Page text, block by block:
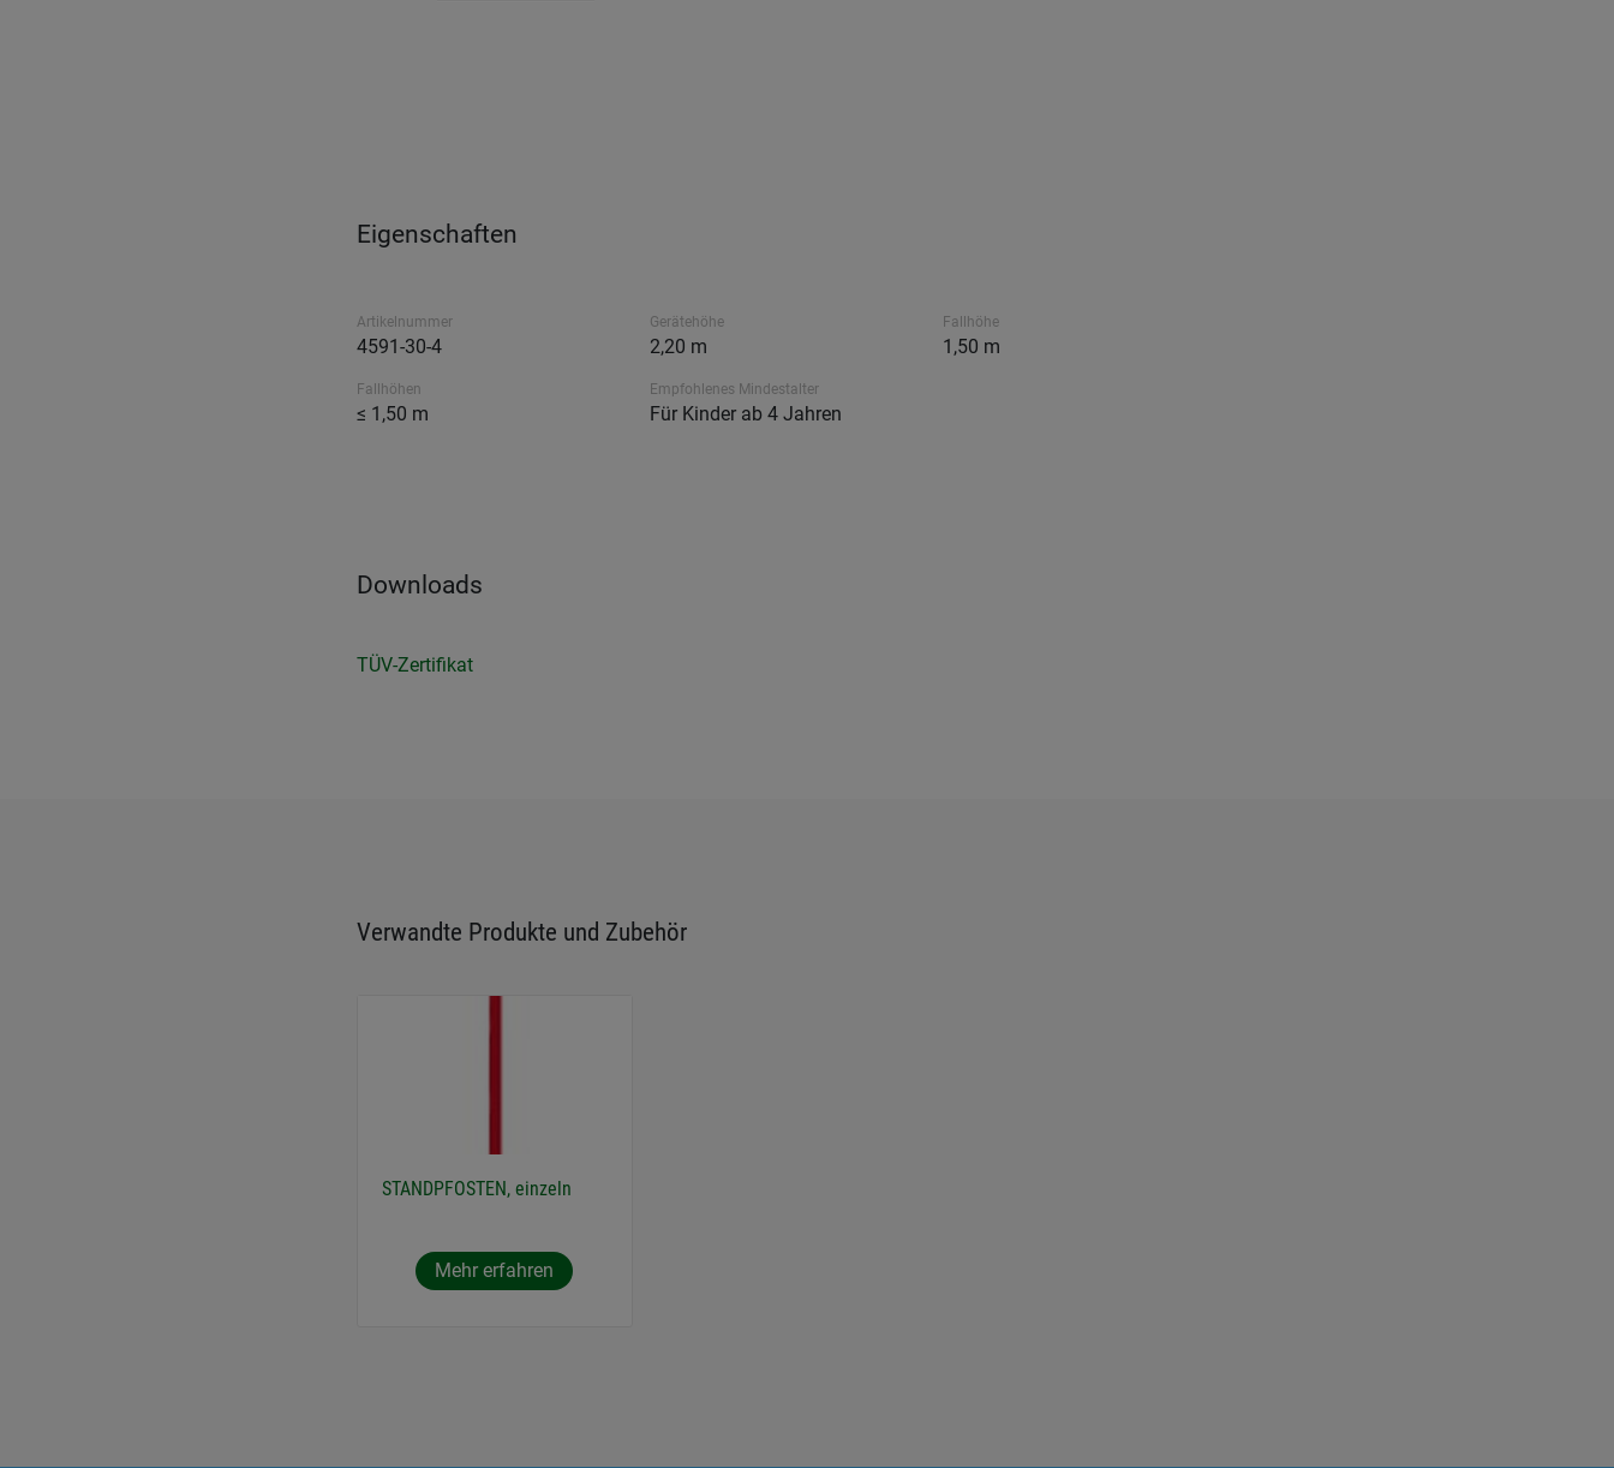
Eigenschaften
Artikelnummer
4591-30-4
Gerätehöhe
2,20 m
Fallhöhe
1,50 m
Fallhöhen
≤ 1,50 m
Empfohlenes Mindestalter
Für Kinder ab 4 Jahren
Downloads
TÜV-Zertifikat
Verwandte Produkte und Zubehör
STANDPFOSTEN, einzeln
Mehr erfahren